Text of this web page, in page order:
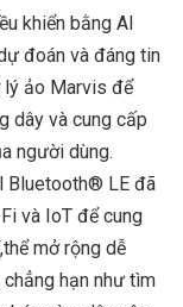
khiển bằng AI
đoán và đáng tin
lý ảo Marvis để
dây và cung cấp
người dùng.
Bluetooth® LE đã
và IoT để cung
mở rộng dễ
hạn như tìm